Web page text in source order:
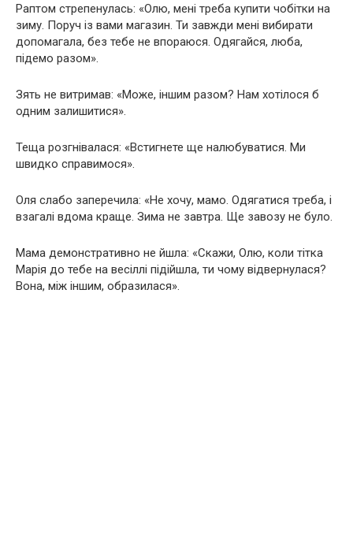
Раптом стрепенулась: «Олю, мені треба купити чобітки на
зиму. Поруч із вами магазин. Ти завжди мені вибирати
допомагала, без тебе не впораюся. Одягайся, люба,
підемо разом».
Зять не витримав: «Може, іншим разом? Нам хотілося б
одним залишитися».
Теща розгнівалася: «Встигнете ще налюбуватися. Ми
швидко справимося».
Оля слабо заперечила: «Не хочу, мамо. Одягатися треба, і
взагалі вдома краще. Зима не завтра. Ще завозу не було.
Мама демонстративно не йшла: «Скажи, Олю, коли тітка
Марія до тебе на весіллі підійшла, ти чому відвернулася?
Вона, між іншим, образилася».